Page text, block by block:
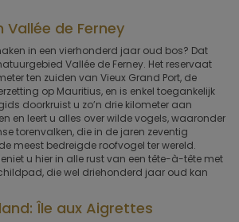
de Ferney
in een vierhonderd jaar oud bos? Dat
Vallée de Ferney. Het reservaat
ten zuiden van Vieux Grand Port, de
op Mauritius, en is enkel toegankelijk
doorkruist u zo’n drie kilometer aan
en leert u alles over wilde vogels, waaronder
torenvalken, die in de jaren zeventig
meest bedreigde roofvogel ter wereld.
u hier in alle rust van een tête-à-tête met
die wel driehonderd jaar oud kan
Île aux Aigrettes